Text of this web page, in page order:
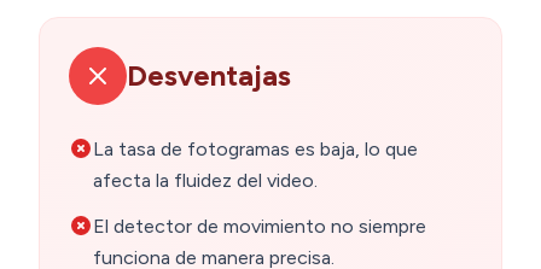
Desventajas
La tasa de fotogramas es baja, lo que
afecta la fluidez del video.
El detector de movimiento no siempre
funciona de manera precisa.